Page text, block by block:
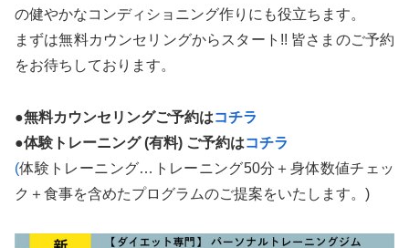
の健やかなコンディショニング作りにも役立ちます。
まずは無料カウンセリングからスタート!! 皆さまのご予約
をお待ちしております。
●無料カウンセリングご予約はコチラ
●体験トレーニング (有料) ご予約はコチラ
(体験トレーニング…トレーニング50分＋身体数値チェッ
ク＋食事を含めたプログラムのご提案をいたします。)